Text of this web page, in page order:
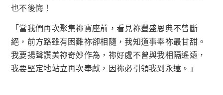
也不後悔！
「當我們再次聚集祢寶座前，看見祢豐盛恩典不曾斷
絕，前方路雖有困難祢卻相隨，我知道事奉祢最甘甜。
我要揚聲讚美祢奇妙作為，祢好處不曾與我相隔遙遠，
我要堅定地站立再次奉獻，因祢必引領我到永遠。」